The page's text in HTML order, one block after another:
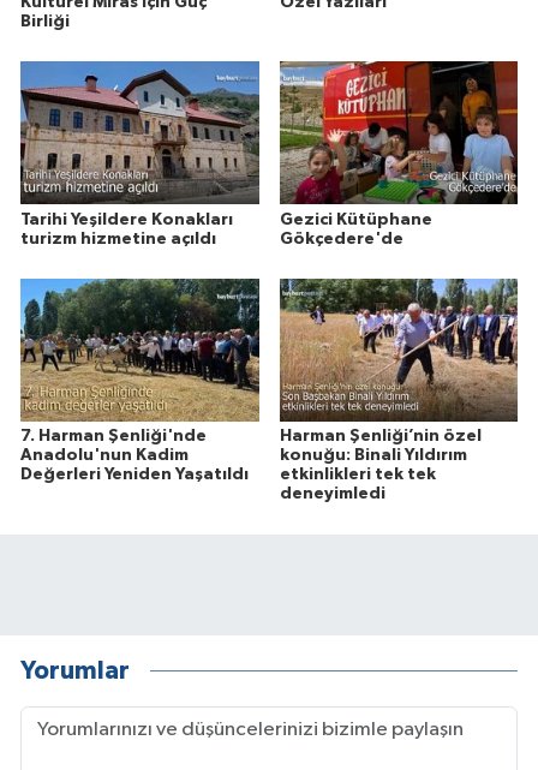
Birliği
Tarihi Yeşildere Konakları
turizm hizmetine açıldı
Gezici Kütüphane
Gökçedere'de
7. Harman Şenliği'nde
Anadolu'nun Kadim
Değerleri Yeniden Yaşatıldı
Harman Şenliği’nin özel
konuğu: Binali Yıldırım
etkinlikleri tek tek
deneyimledi
Yorumlar